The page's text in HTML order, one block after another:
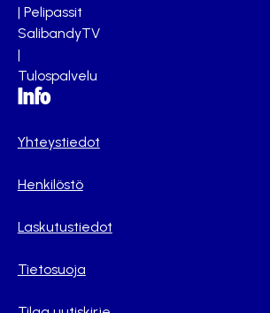
| Pelipassit
SalibandyTV
|
Tulospalvelu
Info
Yhteystiedot
Henkilöstö
Laskutustiedot
Tietosuoja